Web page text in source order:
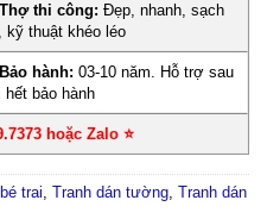
Thợ thi công: Đẹp, nhanh, sạch
kỹ thuật khéo léo
Bảo hành: 03-10 năm. Hỗ trợ sau
hết bảo hành
hoặc Zalo ⭐
trai, Tranh dán tường, Tranh dán